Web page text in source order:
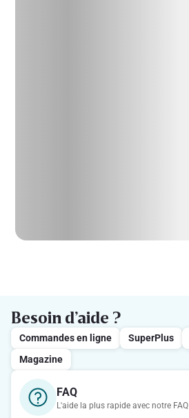
Besoin d’aide ?
Commandes en ligne SuperPlus
Magazine
FAQ
L'aide la plus rapide avec notre FAQ